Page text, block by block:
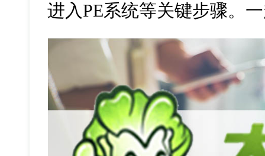
进入PE系统等关键步骤。